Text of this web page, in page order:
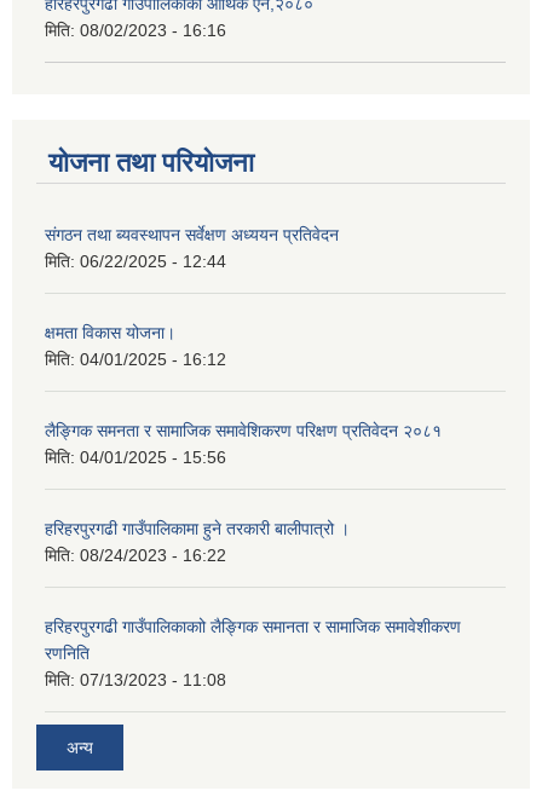
हरिहरपुरगढी गाउँपालिकाको आर्थिक ऐन,२०८०
मिति: 08/02/2023 - 16:16
योजना तथा परियोजना
संगठन तथा ब्यवस्थापन सर्वेक्षण अध्ययन प्रतिवेदन
मिति: 06/22/2025 - 12:44
क्षमता विकास योजना।
मिति: 04/01/2025 - 16:12
लैङ्गिक समनता र सामाजिक समावेशिकरण परिक्षण प्रतिवेदन २०८१
मिति: 04/01/2025 - 15:56
हरिहरपुरगढी गाउँपालिकामा हुने तरकारी बालीपात्रो ।
मिति: 08/24/2023 - 16:22
हरिहरपुरगढी गाउँपालिकाकाो लैङ्गिक समानता र सामाजिक समावेशीकरण
रणनिति
मिति: 07/13/2023 - 11:08
अन्य